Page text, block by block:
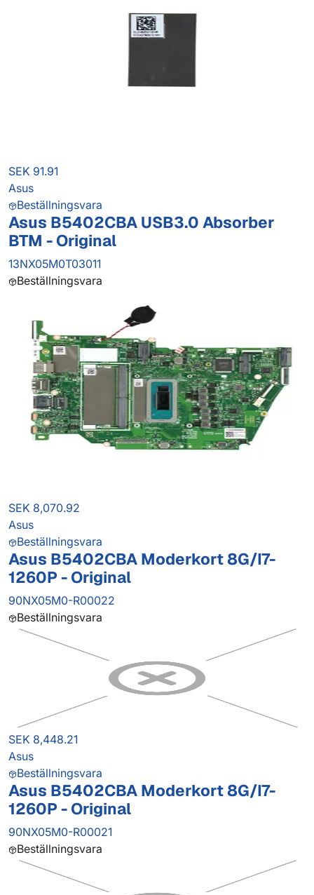
SEK 91.91
Asus
Beställningsvara
Asus B5402CBA USB3.0 Absorber
BTM - Original
13NX05M0T03011
Beställningsvara
SEK 8,070.92
Asus
Beställningsvara
Asus B5402CBA Moderkort 8G/I7-
1260P - Original
90NX05M0-R00022
Beställningsvara
SEK 8,448.21
Asus
Beställningsvara
Asus B5402CBA Moderkort 8G/I7-
1260P - Original
90NX05M0-R00021
Beställningsvara